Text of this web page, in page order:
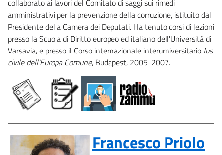
collaborato ai lavori del Comitato di saggi sui rimedi
amministrativi per la prevenzione della corruzione, istituito dal
Presidente della Camera dei Deputati. Ha tenuto corsi di lezioni
presso la Scuola di Diritto europeo ed italiano dell'Università di
Varsavia, e presso il Corso internazionale interurniversitario Ius
civile dell'Europa Comune, Budapest, 2005-2007.
Francesco Priolo